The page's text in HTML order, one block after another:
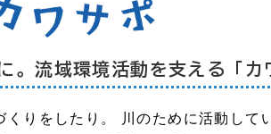
。流域環境活動を支える「
りをしたり。 川のために活動して